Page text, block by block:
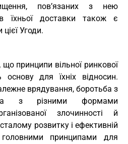
пов’язаних з нею
їхньої доставки також є
Угоди.
принципи вільної ринкової
основу для їхніх відносин.
врядування, боротьба з
з різними формами
злочинності й
розвитку і ефективній
головними принципами для